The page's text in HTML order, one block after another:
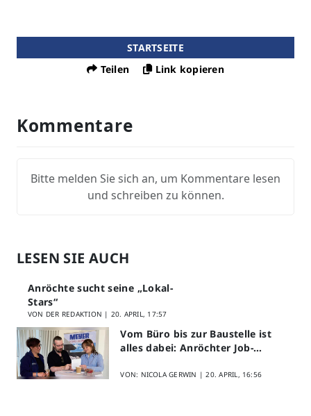
STARTSEITE
Teilen
Link kopieren
Kommentare
Bitte melden Sie sich an, um Kommentare lesen
und schreiben zu können.
LESEN SIE AUCH
Anröchte sucht seine „Lokal-
Stars“
VON DER REDAKTION | 20. APRIL, 17:57
Vom Büro bis zur Baustelle ist
alles dabei: Anröchter Job-
VON: NICOLA GERWIN |20. APRIL, 16:56